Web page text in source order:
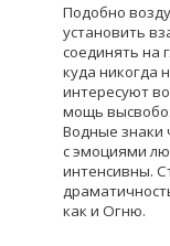
Подобно
установить
соединять на
куда никогда
интересуют
мощь
Водные знаки
с эмоциями
интенсивны.
как и Огню.